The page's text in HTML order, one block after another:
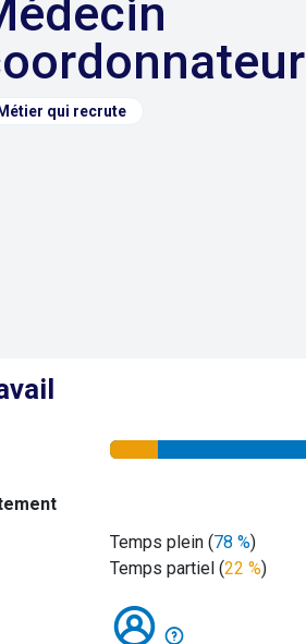
Métier qui recrute
Temps plein (78 %)
Temps partiel (22 %)